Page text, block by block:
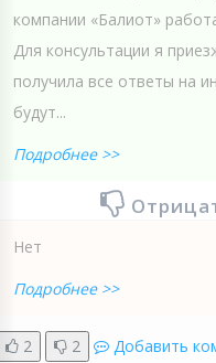
компании «Балиот»
Для консультации я
получила все ответы на
будут...
Подробнее >>
Нет
Подробнее >>
2 2 Добавить